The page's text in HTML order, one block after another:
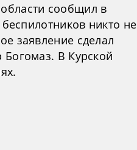
сообщил в
никто не
заявление сделал
Богомаз. В Курской